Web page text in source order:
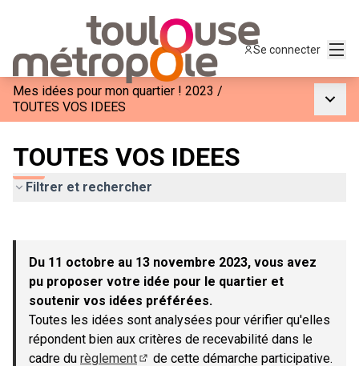
Se connecter
Mes idées pour mon quartier ! 2023 /
TOUTES VOS IDEES
TOUTES VOS IDEES
Filtrer et rechercher
−
Du 11 octobre au 13 novembre 2023, vous avez
pu proposer votre idée pour le quartier et
soutenir vos idées préférées.
Toutes les idées sont analysées pour vérifier qu'elles
répondent bien aux critères de recevabilité dans le
cadre du règlement
de cette démarche participative.